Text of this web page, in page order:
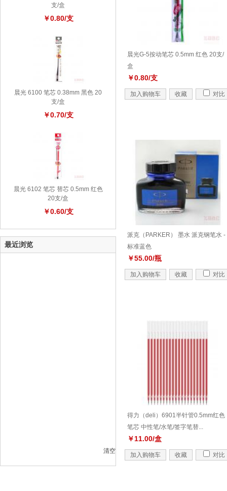
支/盒
￥0.80/支
晨光 6100 笔芯 0.38mm 黑色 20
支/盒
￥0.70/支
晨光 6102 笔芯 替芯 0.5mm 红色
20支/盒
￥0.60/支
最近浏览
清空
晨光G-5按动笔芯 0.5mm 红色 20支/
盒
￥0.80/支
加入购物车 收藏 对比
派克（PARKER） 墨水 派克钢笔水 -
标准蓝色
￥55.00/瓶
加入购物车 收藏 对比
得力（deli）6901半针管0.5mm红色
笔芯 中性笔/水笔/签字笔替...
￥11.00/盒
加入购物车 收藏 对比